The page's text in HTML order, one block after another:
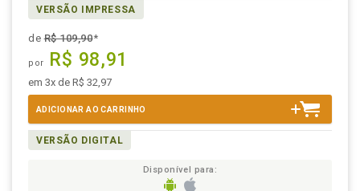
VERSÃO IMPRESSA
deR$ 109,90*
por R$ 98,91
em 3x de R$ 32,97
ADICIONAR AO CARRINHO
VERSÃO DIGITAL
Disponível para: